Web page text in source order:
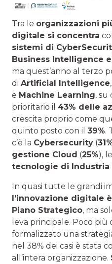
Tra le organizzazioni
digitale si concentra
sistemi di
Business Intelligence
ma quest’anno al terzo
di Artificial Intelligence,
e Machine Learning, su
prioritario il 43% delle
crescita proprio come
quinto posto con il 39%.
c’è la Cybersecurity (
gestione Cloud (25%), le
tecnologie di Industria
In quasi tutte le grandi
l’innovazione digitale
Piano Strategico, ma
leva principale. Poco più
formalizzato una
nel 38% dei casi è stata
all’intera organizzazione.